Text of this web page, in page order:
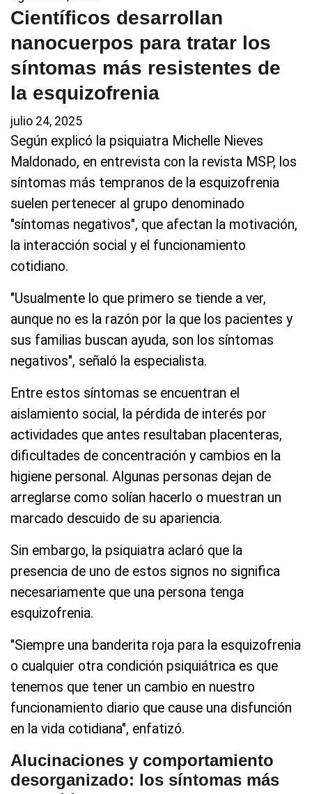
Científicos desarrollan
nanocuerpos para tratar los
síntomas más resistentes de
la esquizofrenia
julio 24, 2025
Según explicó la psiquiatra Michelle Nieves
Maldonado, en entrevista con la revista MSP, los
síntomas más tempranos de la esquizofrenia
suelen pertenecer al grupo denominado
"síntomas negativos", que afectan la motivación,
la interacción social y el funcionamiento
cotidiano.
"Usualmente lo que primero se tiende a ver,
aunque no es la razón por la que los pacientes y
sus familias buscan ayuda, son los síntomas
negativos", señaló la especialista.
Entre estos síntomas se encuentran el
aislamiento social, la pérdida de interés por
actividades que antes resultaban placenteras,
dificultades de concentración y cambios en la
higiene personal. Algunas personas dejan de
arreglarse como solían hacerlo o muestran un
marcado descuido de su apariencia.
Sin embargo, la psiquiatra aclaró que la
presencia de uno de estos signos no significa
necesariamente que una persona tenga
esquizofrenia.
"Siempre una banderita roja para la esquizofrenia
o cualquier otra condición psiquiátrica es que
tenemos que tener un cambio en nuestro
funcionamiento diario que cause una disfunción
en la vida cotidiana", enfatizó.
Alucinaciones y comportamiento
desorganizado: los síntomas más